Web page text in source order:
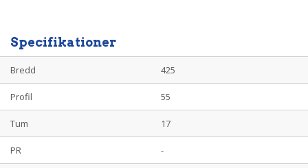
Specifikationer
Bredd 425
Profil 55
Tum 17
PR -